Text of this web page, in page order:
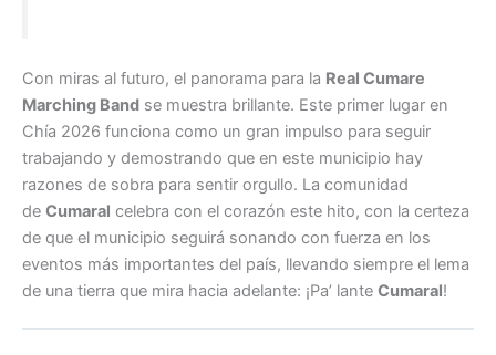
Con miras al futuro, el panorama para la Real Cumare
Marching Band se muestra brillante. Este primer lugar en
Chía 2026 funciona como un gran impulso para seguir
trabajando y demostrando que en este municipio hay
razones de sobra para sentir orgullo. La comunidad
de Cumaral celebra con el corazón este hito, con la certeza
de que el municipio seguirá sonando con fuerza en los
eventos más importantes del país, llevando siempre el lema
de una tierra que mira hacia adelante: ¡Pa’ lante Cumaral!